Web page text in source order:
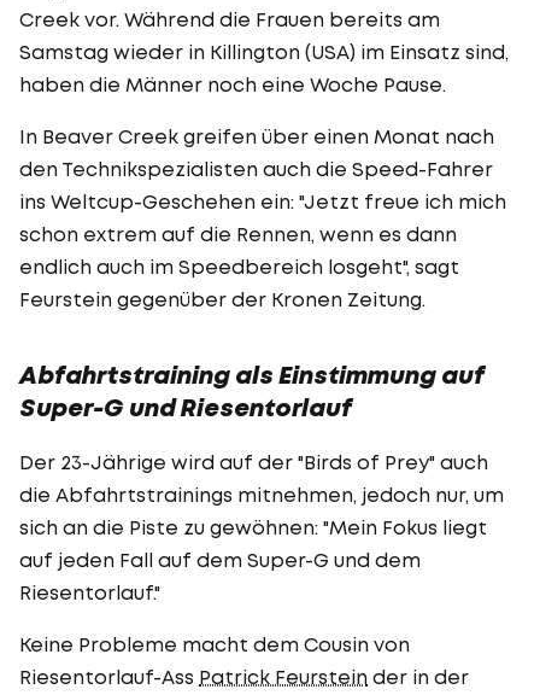
Creek vor. Während die Frauen bereits am
Samstag wieder in Killington (USA) im Einsatz sind,
haben die Männer noch eine Woche Pause.
In Beaver Creek greifen über einen Monat nach
den Technikspezialisten auch die Speed-Fahrer
ins Weltcup-Geschehen ein: "Jetzt freue ich mich
schon extrem auf die Rennen, wenn es dann
endlich auch im Speedbereich losgeht", sagt
Feurstein gegenüber der Kronen Zeitung.
Abfahrtstraining als Einstimmung auf
Super-G und Riesentorlauf
Der 23-Jährige wird auf der "Birds of Prey" auch
die Abfahrtstrainings mitnehmen, jedoch nur, um
sich an die Piste zu gewöhnen: "Mein Fokus liegt
auf jeden Fall auf dem Super-G und dem
Riesentorlauf."
Keine Probleme macht dem Cousin von
Riesentorlauf-Ass Patrick Feurstein der in der